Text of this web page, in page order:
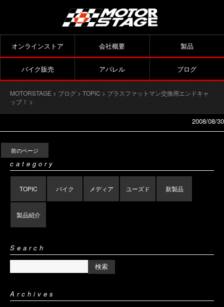
オンラインストア 会社概要 製品
バイク販売 アパレル ブログ
MOTORSTAGE > ブログ > TOPIC > ブラスファットマン交換用エンドキャ
ップ！ >
2008/08/30
前のページ
category
TOPIC バイク メディア ユーズド 新製品
製品紹介
Search
Archives